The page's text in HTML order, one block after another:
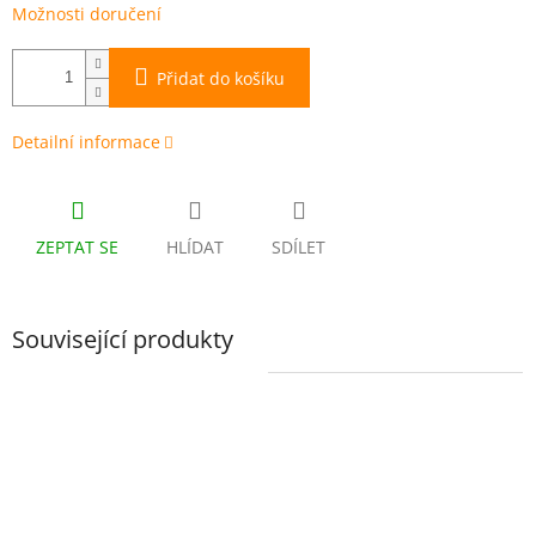
Možnosti doručení
Přidat do košíku
Detailní informace
ZEPTAT SE HLÍDAT SDÍLET
Související produkty